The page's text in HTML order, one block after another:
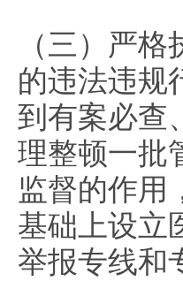
（三）严
的违法违规
到有案必查
理整顿一批
监督的作用
基础上设立
举报专线和